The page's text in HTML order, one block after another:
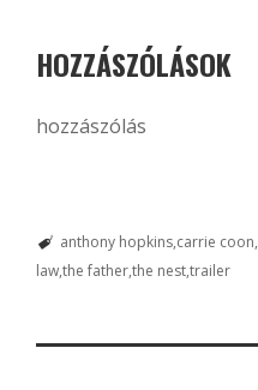
HOZZÁSZÓLÁSOK
hozzászólás
anthony hopkins carrie coon
lawthe fatherthe nesttrailer